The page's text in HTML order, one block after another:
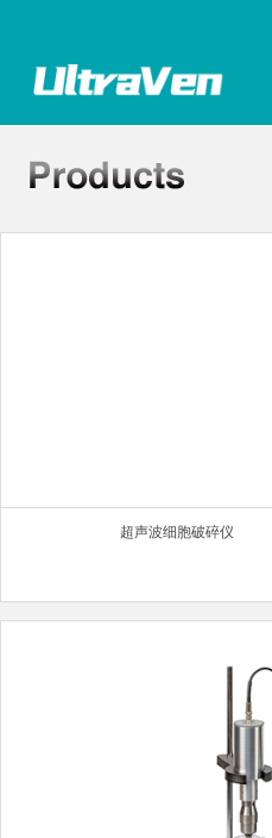
超声波细胞破碎仪